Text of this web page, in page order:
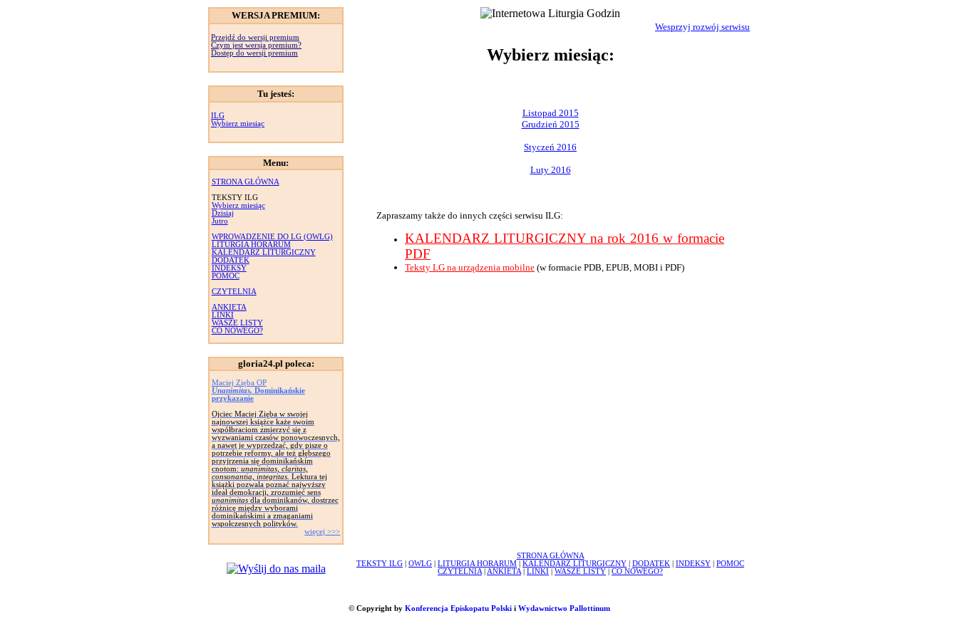
WERSJA PREMIUM:
Przejdź do wersji premium
Czym jest wersja premium?
Dostęp do wersji premium
Tu jesteś:
ILG
Wybierz miesiąc
Menu:
STRONA GŁÓWNA
TEKSTY ILG
Wybierz miesiąc
Dzisiaj
Jutro
WPROWADZENIE DO LG (OWLG)
LITURGIA HORARUM
KALENDARZ LITURGICZNY
DODATEK
INDEKSY
POMOC
CZYTELNIA
ANKIETA
LINKI
WASZE LISTY
CO NOWEGO?
gloria24.pl poleca:
Maciej Zięba OP
Unanimitas. Dominikańskie
przykazanie
Ojciec Maciej Zięba w swojej
najnowszej książce każe swoim
współbraciom zmierzyć się z
wyzwaniami czasów ponowoczesnych,
a nawet je wyprzedzać, gdy pisze o
potrzebie reformy, ale też głębszego
przyjrzenia się dominikańskim
cnotom: unanimitas, claritas,
consonantia, integritas. Lektura tej
książki pozwala poznać najwyższy
ideał demokracji, zrozumieć sens
unanimitasdla dominikanów, dostrzec
różnicę między wyborami
dominikańskimi a zmaganiami
wspołczesnych polityków.
więcej >>>
Wesprzyj rozwój serwisu
Wybierz miesiąc:
Listopad 2015
Grudzień 2015
Styczeń 2016
Luty 2016
Zapraszamy także do innych części serwisu ILG:
KALENDARZ LITURGICZNY na rok 2016 w formacie
PDF
Teksty LG na urządzenia mobilne (w formacie PDB, EPUB, MOBI i PDF)
STRONA GŁÓWNA
TEKSTY ILG
OWLG LITURGIA HORARUM KALENDARZ LITURGICZNY DODATEK INDEKSY
POMOC
CZYTELNIA
ANKIETA LINKI WASZE LISTY CO NOWEGO?
© Copyright by Konferencja Episkopatu Polskii Wydawnictwo Pallottinum